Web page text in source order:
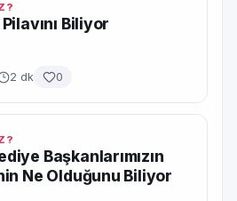
Biliyor
2 dk 0
Başkanlarımızın
Ne Olduğunu Biliyor